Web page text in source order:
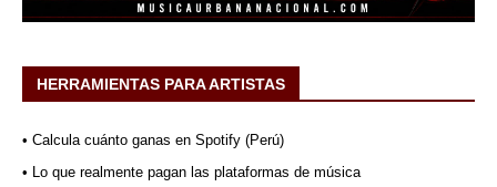
HERRAMIENTAS PARA ARTISTAS
• Calcula cuánto ganas en Spotify (Perú)
• Lo que realmente pagan las plataformas de música